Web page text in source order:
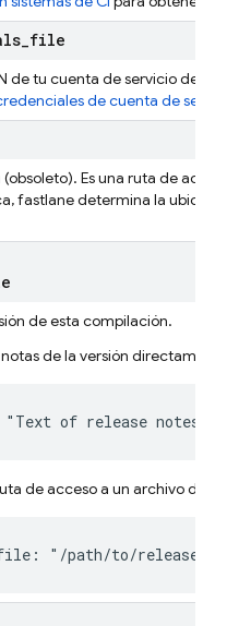
_file
de tu cuenta de servicio de
de cuenta de servicio
(obsoleto). Es una ruta de acceso
fastlane determina la
de esta compilación.
de la versión directamente,
of release notes"
de acceso a un archivo de
"/path/to/release-